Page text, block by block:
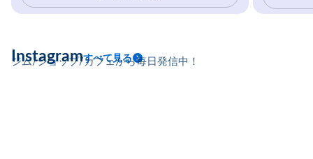
ジム/ショップ/カフェから毎日発信中！
Instagramすべて見る